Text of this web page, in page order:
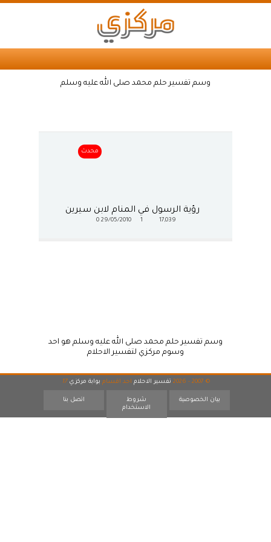
وسم تفسير حلم محمد صلى الله عليه وسلم
محدث
رؤية الرسول في المنام لابن سيرين
17,039
29/05/2010
0
وسم تفسير حلم محمد صلى الله عليه وسلم هو احد
وسوم مركزي لتفسير الاحلام
© 2007 - 2026 تفسير الاحلام احد اقسام بوابة مركزي 17
بيان الخصوصية
شروط
الاستخدام
اتصل بنا